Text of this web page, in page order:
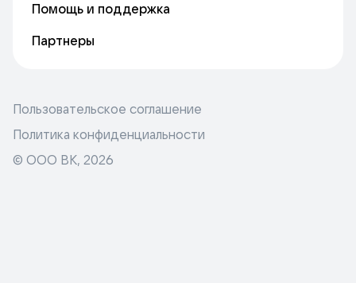
Помощь и поддержка
Партнеры
Пользовательское соглашение
Политика конфиденциальности
© ООО ВК, 2026